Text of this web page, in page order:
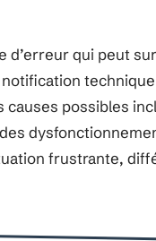
d’erreur qui peut
causes possibles
frustrante,